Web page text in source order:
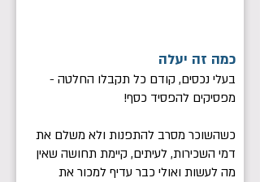
כמה זה יעלה
בעלי נכסים, קודם כל תקבלו החלטה -
מפסיקים להפסיד כסף!
כשהשוכר מסרב להתפנות ולא משלם את
דמי השכירות, לעיתים, קיימת תחושה שאין
מה לעשות ואולי כבר עדיף למכור את